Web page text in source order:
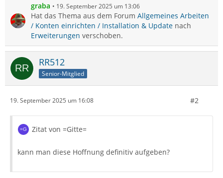
graba 19. September 2025 um 13:06
Hat das Thema aus dem Forum Allgemeines Arbeiten
/ Konten einrichten / Installation & Update nach
Erweiterungen verschoben.
RR512
Senior-Mitglied
19. September 2025 um 16:08 #2
Zitat von =Gitte=
kann man diese Hoffnung definitiv aufgeben?